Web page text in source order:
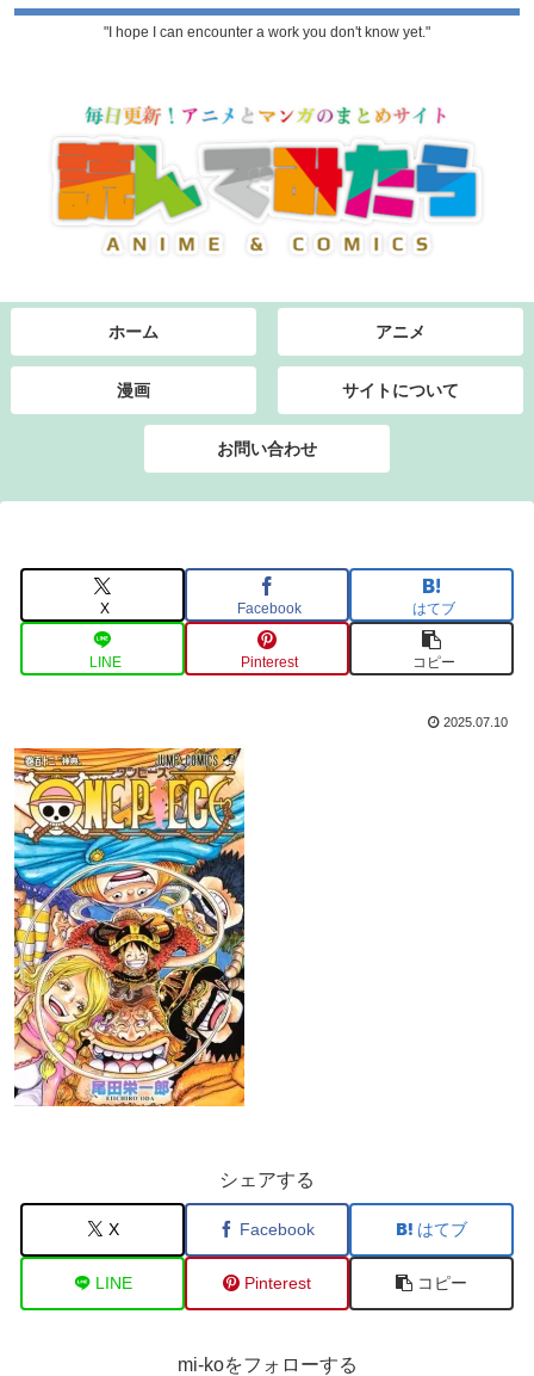
"I hope I can encounter a work you don't know yet."
ホーム アニメ
漫画 サイトについて
お問い合わせ
X Facebook はてブ
LINE Pinterest コピー
2025.07.10
シェアする
X Facebook はてブ
LINE Pinterest コピー
mi-koをフォローする